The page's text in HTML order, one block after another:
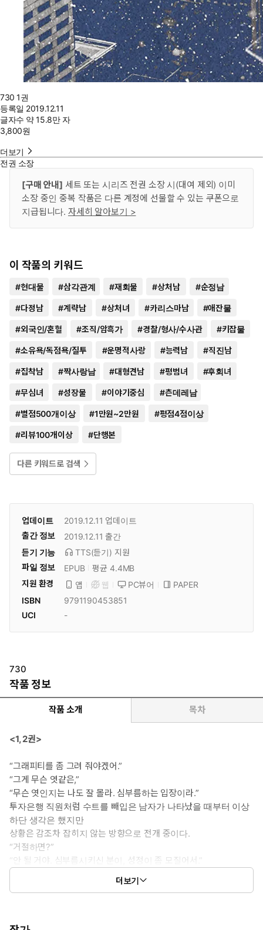
730 1권
등록일 2019.12.11
글자수 약 15.8만 자
3,800원
더보기
전권 소장
[구매 안내] 세트 또는 시리즈 전권 소장 시(대여 제외) 이미
소장 중인 중복 작품은 다른 계정에 선물할 수 있는 쿠폰으로
지급됩니다. 자세히 알아보기 >
이 작품의 키워드
#현대물 #삼각관계 #재회물 #상처남 #순정남
#다정남 #계략남 #상처녀 #카리스마남 #애잔물
#외국인/혼혈 #조직/암흑가 #경찰/형사/수사관 #키잡물
#소유욕/독점욕/질투 #운명적사랑 #능력남 #직진남
#집착남 #짝사랑남 #대형견남 #평범녀 #후회녀
#무심녀 #성장물 #이야기중심 #츤데레남
#별점500개이상 #1만원~2만원 #평점4점이상
#리뷰100개이상 #단행본
다른 키워드로 검색
업데이트 2019.12.11 업데이트
출간 정보
2019.12.11 출간
듣기 기능
TTS(듣기) 지원
파일 정보
EPUB
평균 4.4MB
지원 환경
앱 웹 PC뷰어
PAPER
ISBN
9791190453851
UCI
-
730
작품 정보
작품 소개 목차
<1, 2권>
“그래피티를 좀 그려 줘야겠어.”
“그게 무슨 엿같은,”
“무슨 엿인지는 나도 잘 몰라. 심부름하는 입장이라.”
투자은행 직원처럼 수트를 빼입은 남자가 나타났을 때부터 이상
하단 생각은 했지만
상황은 감조차 잡히지 않는 방향으로 전개 중이다.
“거절하면?”
“안 될 거야. 심부름시키신 분이, 성정이 좀 모질어서.”
20세기말 뉴욕. NYPD가 가장 잡고 싶어 하는 거리의 낙서꾼 세븐
더보기